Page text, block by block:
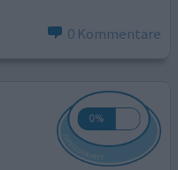
0 Kommentare